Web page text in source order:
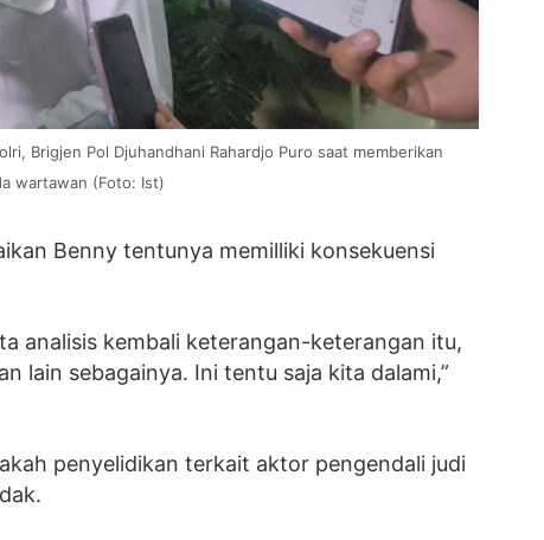
Brigjen Pol Djuhandhani Rahardjo Puro saat memberikan
wartawan (Foto: Ist)
Benny tentunya memilliki konsekuensi
analisis kembali keterangan-keterangan itu,
lain sebagainya. Ini tentu saja kita dalami,”
penyelidikan terkait aktor pengendali judi